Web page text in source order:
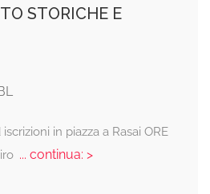
STORICHE E
in piazza a Rasai ORE
... continua: >